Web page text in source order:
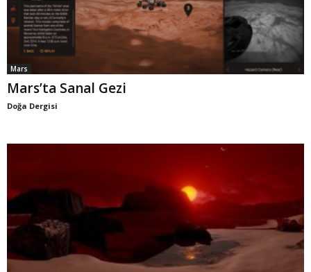
Mars
Mars’ta Sanal Gezi
Doğa Dergisi